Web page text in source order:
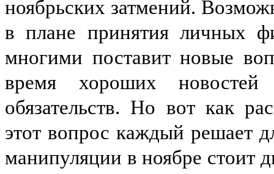
ноябрьских затмений.
в плане принятия личных
многими поставит новые
время хороших
обязательств. Но вот как
этот вопрос каждый решает
манипуляции в ноябре стоит